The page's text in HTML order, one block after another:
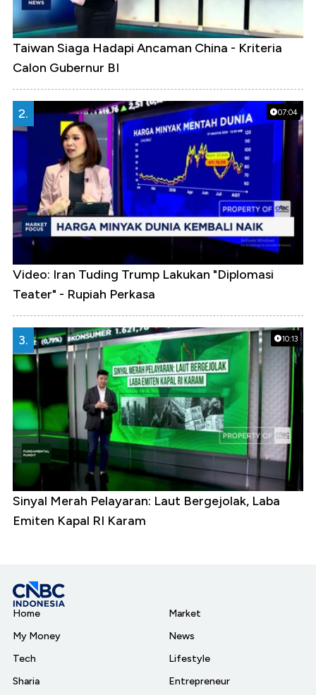
Taiwan Siaga Hadapi Ancaman China - Kriteria
Calon Gubernur BI
07:04
2.
Video: Iran Tuding Trump Lakukan "Diplomasi
Teater" - Rupiah Perkasa
10:13
3.
Sinyal Merah Pelayaran: Laut Bergejolak, Laba
Emiten Kapal RI Karam
Home
My Money
Tech
Sharia
Market
News
Lifestyle
Entrepreneur